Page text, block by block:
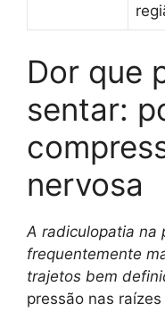
Dor que
sentar:
nervosa
A radiculopatia na
frequentemente
trajetos bem
pressão nas